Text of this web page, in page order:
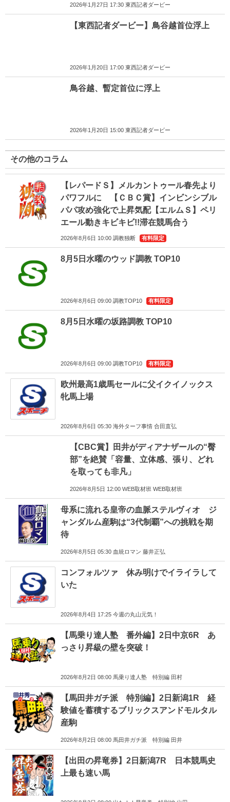
2026年1月27日 17:30 東西記者ダービー
【東西記者ダービー】鳥谷越首位浮上
2026年1月20日 17:00 東西記者ダービー
鳥谷越、暫定首位に浮上
2026年1月20日 15:00 東西記者ダービー
その他のコラム
【レパードＳ】メルカントゥール春先より
パワフルに 【ＣＢＣ賞】インビンシブル
パパ攻め強化で上昇気配【エルムＳ】ペリ
エール動きキビキビ!!滞在競馬合う
2026年8月6日 10:00 調教独断 有料限定
8月5日水曜のウッド調教 TOP10
2026年8月6日 09:00 調教TOP10 有料限定
8月5日水曜の坂路調教 TOP10
2026年8月6日 09:00 調教TOP10 有料限定
欧州最高1歳馬セールに父イクイノックス
牝馬上場
2026年8月6日 05:30 海外ターフ事情 合田直弘
【CBC賞】田井がディアナザールの“臀
部”を絶賛「容量、立体感、張り、どれ
を取っても非凡」
2026年8月5日 12:00 WEB取材班 WEB取材班
母系に流れる皇帝の血脈ステルヴィオ ジ
ャンダルム産駒は“3代制覇”への挑戦を期
待
2026年8月5日 05:30 血統ロマン 藤井正弘
コンフォルツァ 休み明けでイライラして
いた
2026年8月4日 17:25 今週の丸山元気！
【馬乗り達人塾 番外編】2日中京6R あ
っさり昇級の壁を突破！
2026年8月2日 08:00 馬乗り達人塾 特別編 田村
【馬田井ガチ派 特別編】2日新潟1R 経
験値を蓄積するブリックスアンドモルタル
産駒
2026年8月2日 08:00 馬田井ガチ派 特別編 田井
【出田の昇竜券】2日新潟7R 日本競馬史
上最も速い馬